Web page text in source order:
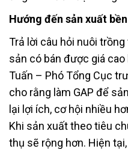
Hướng đến sản xuất
Trả lời câu hỏi nuôi
sản có bán được giá
Tuấn – Phó Tổng Cục
cho rằng làm GAP để
lại lợi ích, cơ hội nhiều
Khi sản xuất theo tiêu
thụ sẽ rộng hơn. Hiện